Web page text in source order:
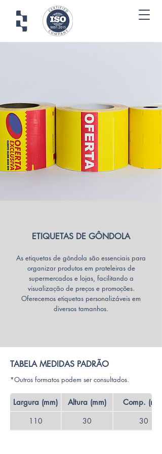
ETIQUETAS DE GÔNDOLA
As etiquetas de gôndola são essenciais para
organizar produtos em prateleiras de
supermercados e lojas, facilitando a
visualização de preços e promoções.
Oferecemos etiquetas personalizáveis em
diversos tamanhos.
TABELA MEDIDAS PADRÃO
*Outros formatos podem ser consultados.
Largura (mm) Altura (mm)
Comp. (mm)
110
30
30